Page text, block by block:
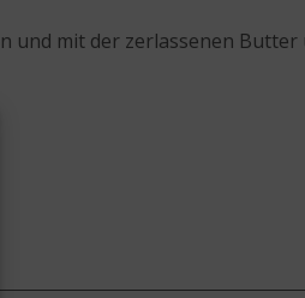
und mit der zerlassenen